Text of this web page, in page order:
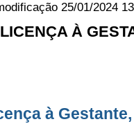
25/01/2024
À
à